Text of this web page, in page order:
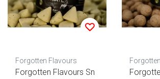
Forgotten Flavours
Forgotten Flavours Sn